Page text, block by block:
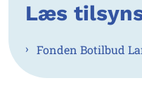
Læs
Fonden Botilbud